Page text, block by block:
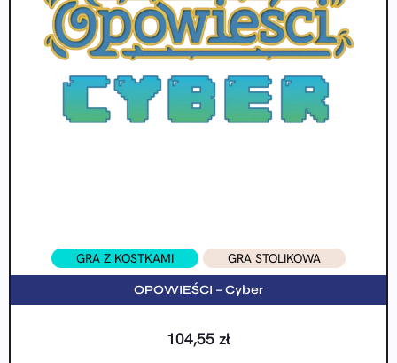
GRA Z KOSTKAMI GRA STOLIKOWA
OPOWIEŚCI – Cyber
104,55 zł